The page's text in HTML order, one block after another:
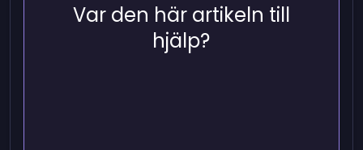
Var den här artikeln till
hjälp?